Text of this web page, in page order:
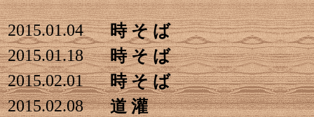
2015.01.04
時 そ ば
2015.01.18
時 そ ば
2015.02.01
時 そ ば
2015.02.08
道 灌